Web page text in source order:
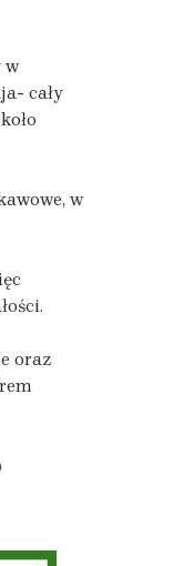
w
cały
w
oraz